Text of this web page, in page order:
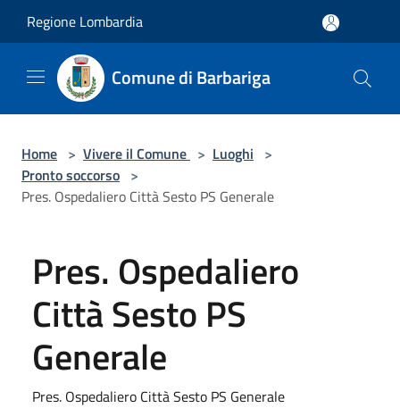
Regione Lombardia
Comune di Barbariga
Home > Vivere il Comune > Luoghi >
Pronto soccorso >
Pres. Ospedaliero Città Sesto PS Generale
Pres. Ospedaliero
Città Sesto PS
Generale
Pres. Ospedaliero Città Sesto PS Generale